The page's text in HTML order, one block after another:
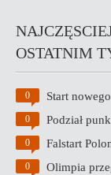
OSTATNIM
0 Start
0 Podział
0 Falstart
0 Olimpia